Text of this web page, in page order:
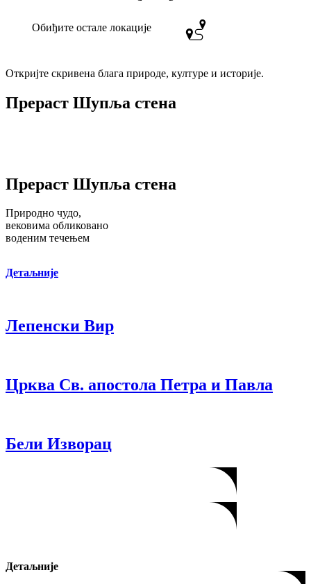
Обиђите остале локације
Откријте скривена блага природе, културе и историје.
Прераст Шупља стена
Прераст Шупља стена
Природно чудо,
вековима обликовано
воденим течењем
Детаљније
Лепенски Вир
Црква Св. апостола Петра и Павла
Бели Изворац
Детаљније